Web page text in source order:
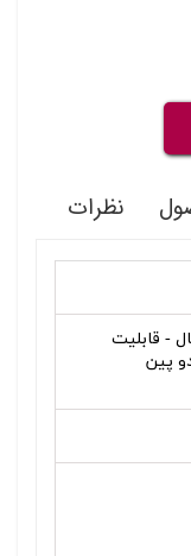
نظرات
- قابلیت
پین